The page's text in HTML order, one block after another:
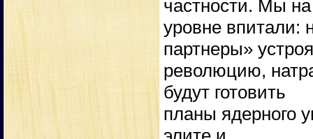
частности. Мы на
уровне впитали:
партнеры»
революцию,
будут готовить
планы ядерного